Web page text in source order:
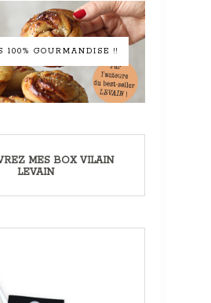
100% GOURMANDISE !!
MES BOX VILAIN
LEVAIN